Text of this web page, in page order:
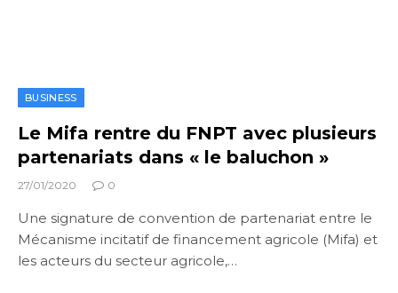
BUSINESS
Le Mifa rentre du FNPT avec plusieurs
partenariats dans « le baluchon »
27/01/2020 0
Une signature de convention de partenariat entre le
Mécanisme incitatif de financement agricole (Mifa) et
les acteurs du secteur agricole,…